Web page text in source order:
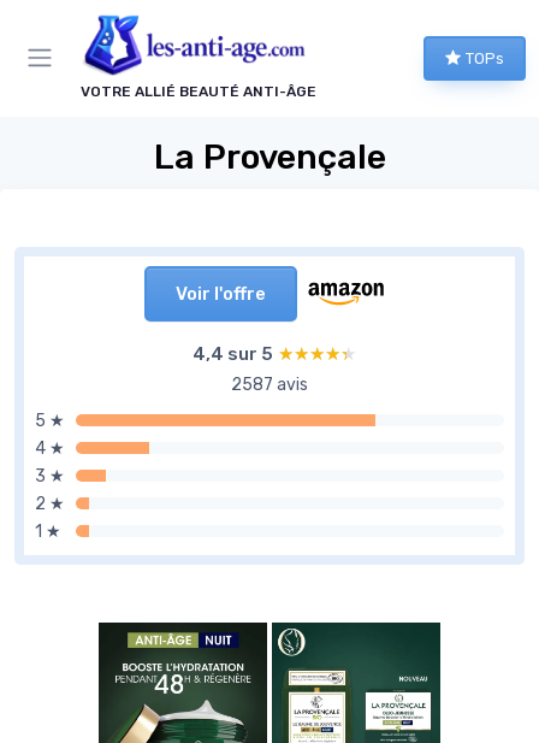
VOTRE ALLIÉ BEAUTÉ ANTI-ÂGE
TOPs
La Provençale
Voir l'offre
4,4 sur 5 ★★★★★
★★★★★
2587 avis
5 ★
4 ★
3 ★
2 ★
1 ★
Panneau de gestion des cookies